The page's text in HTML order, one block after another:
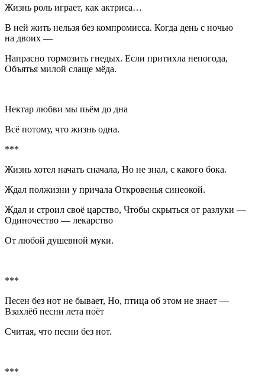
Жизнь роль играет, как актриса…
В ней жить нельзя без компромисса. Когда день с ночью
на двоих —
Напрасно тормозить гнедых. Если притихла непогода,
Объятья милой слаще мёда.
Нектар любви мы пьём до дна
Всё потому, что жизнь одна.
***
Жизнь хотел начать сначала, Но не знал, с какого бока.
Ждал полжизни у причала Откровенья синеокой.
Ждал и строил своё царство, Чтобы скрыться от разлуки —
Одиночество — лекарство
От любой душевной муки.
***
Песен без нот не бывает, Но, птица об этом не знает —
Взахлёб песни лета поёт
Считая, что песни без нот.
***